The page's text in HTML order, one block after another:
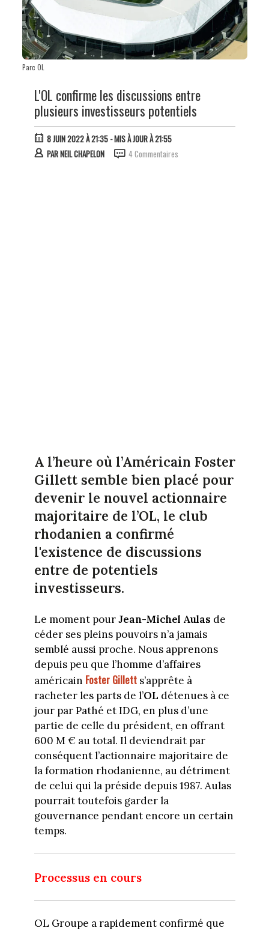
Parc OL
L'OL confirme les discussions entre
plusieurs investisseurs potentiels
8 JUIN 2022 À 21:35- MIS À JOUR À 21:55
PARNEIL CHAPELON 4 Commentaires
A l’heure où l’Américain Foster
Gillett semble bien placé pour
devenir le nouvel actionnaire
majoritaire de l’OL, le club
rhodanien a confirmé
l'existence de discussions
entre de potentiels
investisseurs.
Le moment pourJean-Michel Aulas de
céder ses pleins pouvoirs n’a jamais
semblé aussi proche. Nous apprenons
depuis peu que l’homme d’affaires
américain Foster Gilletts’apprête à
racheter les parts de l’OL détenues à ce
jour par Pathé et IDG, en plus d’une
partie de celle du président, en offrant
600 M € au total. Il deviendrait par
conséquent l’actionnaire majoritaire de
la formation rhodanienne, au détriment
de celui qui la préside depuis 1987. Aulas
pourrait toutefois garder la
gouvernance pendant encore un certain
temps.
Processus en cours
OL Groupe a rapidement confirmé que